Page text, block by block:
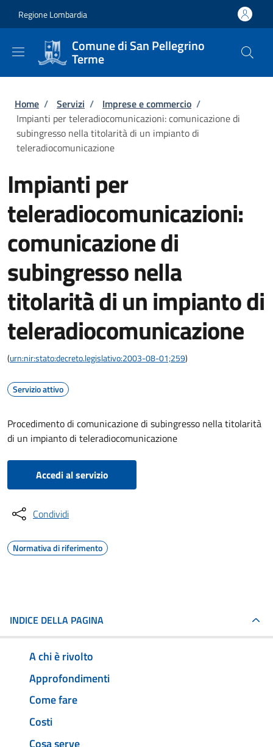
Regione Lombardia
Comune di San Pellegrino
Terme
Briciole di pane
Home / Servizi / Imprese e commercio /
Impianti per teleradiocomunicazioni: comunicazione di
subingresso nella titolarità di un impianto di
teleradiocomunicazione
Impianti per
teleradiocomunicazioni:
comunicazione di
subingresso nella
titolarità di un impianto di
teleradiocomunicazione
(urn:nir:stato:decreto.legislativo:2003-08-01;259)
Servizio attivo
Procedimento di comunicazione di subingresso nella titolarità
di un impianto di teleradiocomunicazione
Accedi al servizio
Condividi
Normativa di riferimento
INDICE DELLA PAGINA
A chi è rivolto
Approfondimenti
Come fare
Costi
Cosa serve